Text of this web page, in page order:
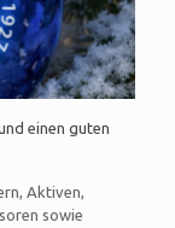
einen guten
Aktiven,
sowie